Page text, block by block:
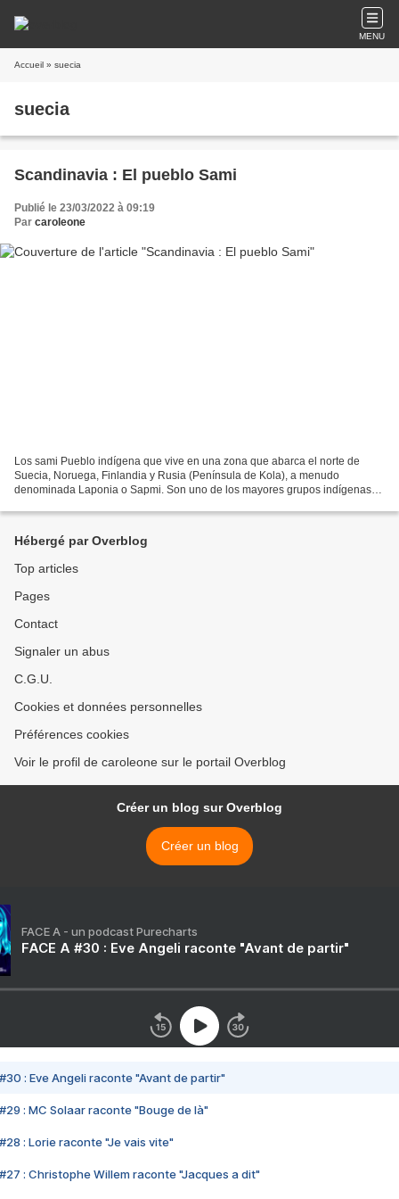
MENU
Accueil » suecia
suecia
Scandinavia : El pueblo Sami
Publié le 23/03/2022 à 09:19
Par caroleone
Los sami Pueblo indígena que vive en una zona que abarca el norte de
Suecia, Noruega, Finlandia y Rusia (Península de Kola), a menudo
denominada Laponia o Sapmi. Son uno de los mayores grupos indígenas
Hébergé par Overblog
Top articles
Pages
Contact
Signaler un abus
C.G.U.
Cookies et données personnelles
Préférences cookies
Voir le profil de caroleone sur le portail Overblog
Créer un blog sur Overblog
Créer un blog
FACE A - un podcast Purecharts
FACE A #30 : Eve Angeli raconte "Avant de partir"
#30 : Eve Angeli raconte "Avant de partir"
#29 : MC Solaar raconte "Bouge de là"
#28 : Lorie raconte "Je vais vite"
#27 : Christophe Willem raconte "Jacques a dit"